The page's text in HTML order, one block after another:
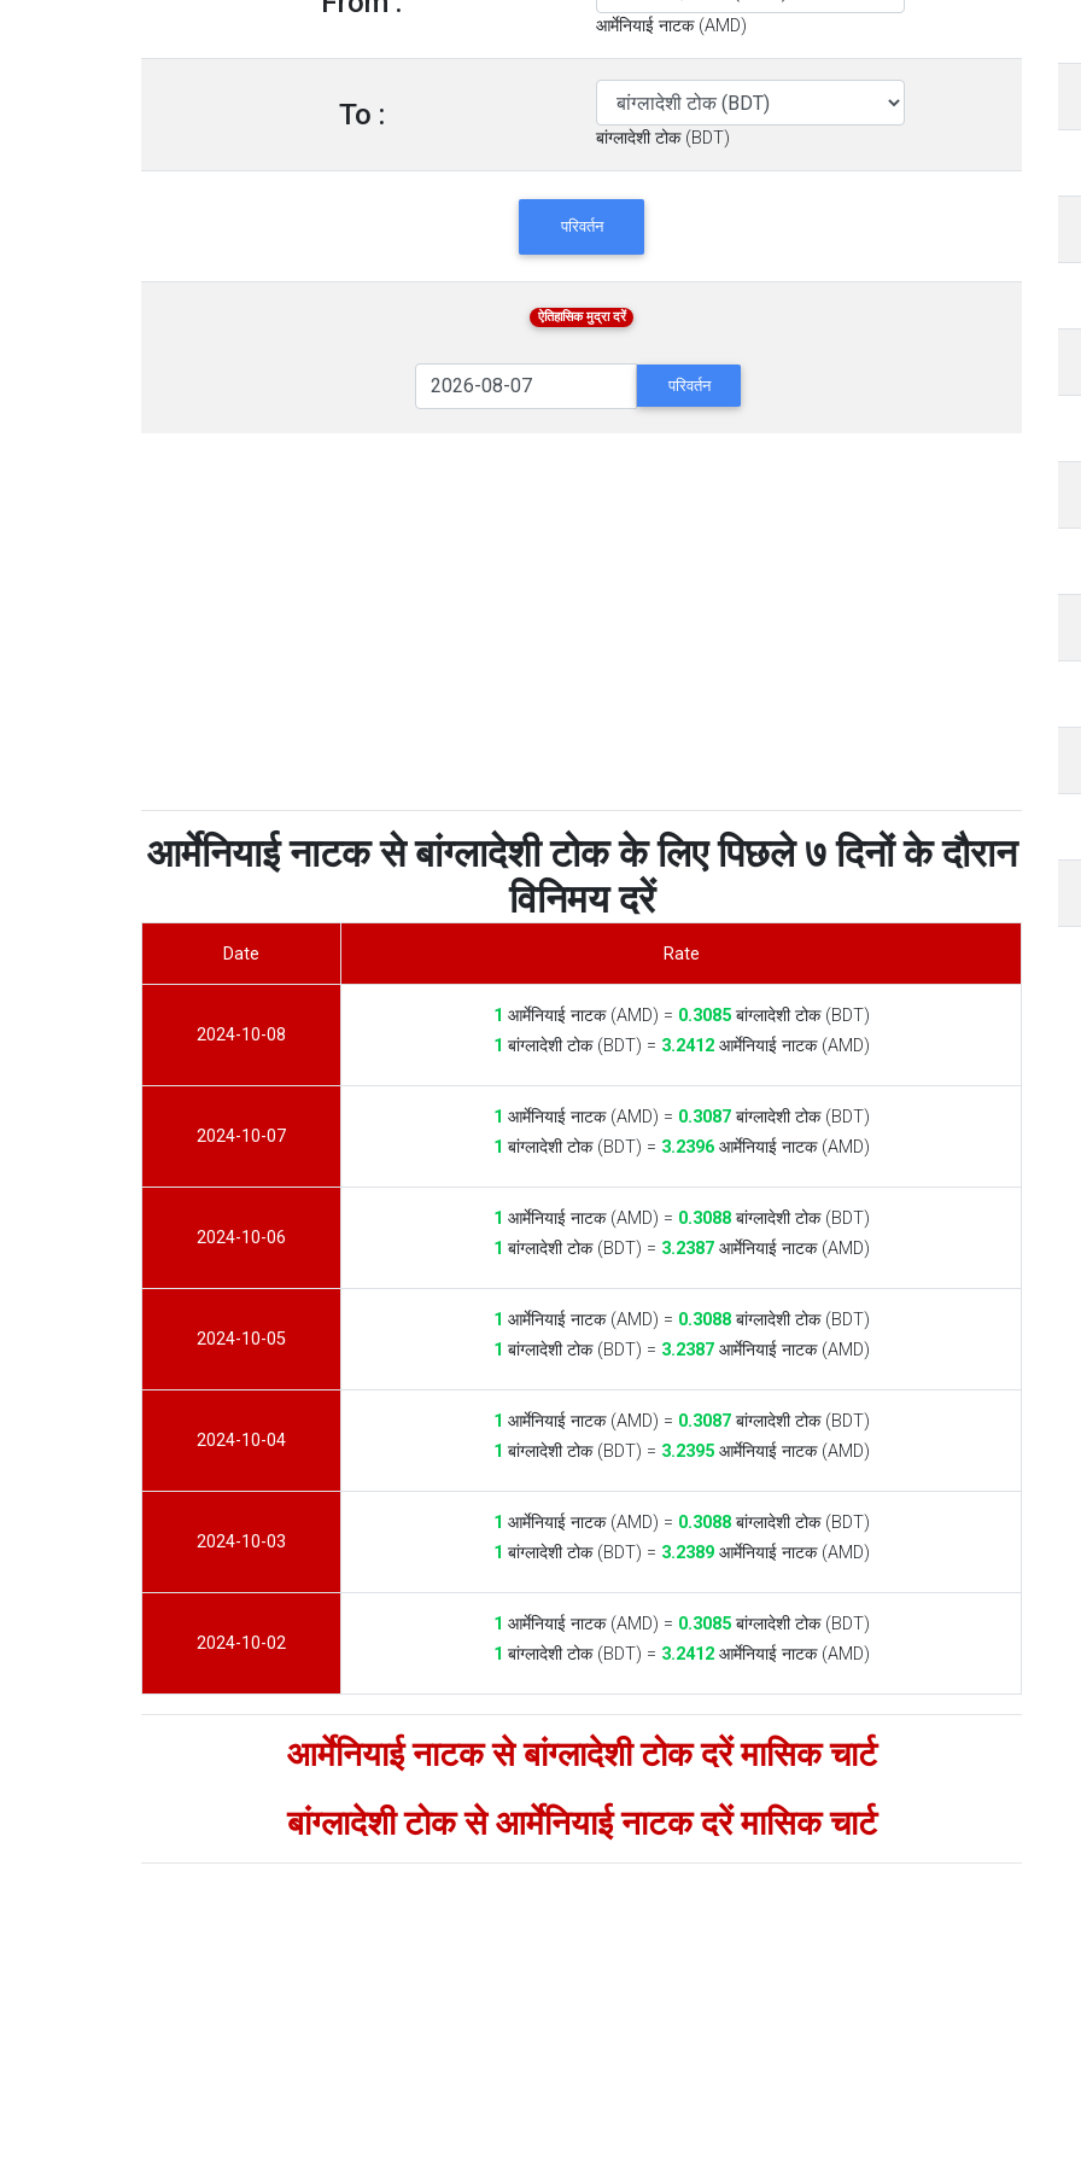
आर्मेनियाई नाटक (AMD)
To :
बांग्लादेशी टोक (BDT)
परिवर्तन
ऐतिहासिक मुद्रा दरें
परिवर्तन
आर्मेनियाई नाटक से बांग्लादेशी टोक के लिए पिछले ७ दिनों के दौरान
विनिमय दरें
Date Rate
2024-10-08
1 आर्मेनियाई नाटक (AMD) = 0.3085बांग्लादेशी टोक (BDT)
1 बांग्लादेशी टोक (BDT) = 3.2412आर्मेनियाई नाटक (AMD)
2024-10-07
1 आर्मेनियाई नाटक (AMD) = 0.3087बांग्लादेशी टोक (BDT)
1 बांग्लादेशी टोक (BDT) = 3.2396आर्मेनियाई नाटक (AMD)
2024-10-06
1 आर्मेनियाई नाटक (AMD) = 0.3088बांग्लादेशी टोक (BDT)
1 बांग्लादेशी टोक (BDT) = 3.2387आर्मेनियाई नाटक (AMD)
2024-10-05
1 आर्मेनियाई नाटक (AMD) = 0.3088बांग्लादेशी टोक (BDT)
1 बांग्लादेशी टोक (BDT) = 3.2387आर्मेनियाई नाटक (AMD)
2024-10-04
1 आर्मेनियाई नाटक (AMD) = 0.3087बांग्लादेशी टोक (BDT)
1 बांग्लादेशी टोक (BDT) = 3.2395आर्मेनियाई नाटक (AMD)
2024-10-03
1 आर्मेनियाई नाटक (AMD) = 0.3088बांग्लादेशी टोक (BDT)
1 बांग्लादेशी टोक (BDT) = 3.2389आर्मेनियाई नाटक (AMD)
2024-10-02
1 आर्मेनियाई नाटक (AMD) = 0.3085बांग्लादेशी टोक (BDT)
1 बांग्लादेशी टोक (BDT) = 3.2412आर्मेनियाई नाटक (AMD)
आर्मेनियाई नाटक से बांग्लादेशी टोक दरें मासिक चार्ट
बांग्लादेशी टोक से आर्मेनियाई नाटक दरें मासिक चार्ट